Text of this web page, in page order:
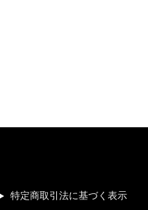
特定商取引法に基づく表示